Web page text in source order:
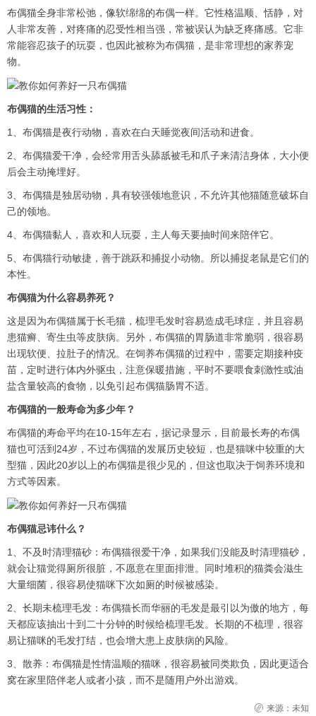
布偶猫全身非常松弛，像软绵绵的布偶一样。它性格温顺、恬静，对
人非常友善，对疼痛的忍受性相当强，常被误认为缺乏疼痛感。它非
常能容忍孩子的玩耍，也因此被称为布偶猫，是非常理想的家养宠
物。
布偶猫的生活习性：
1、布偶猫是夜行动物，喜欢在白天睡觉夜间活动和进食。
2、布偶猫爱干净，会经常用舌头舔舐被毛和爪子来清洁身体，大小便
后会主动掩埋好。
3、布偶猫是独居动物，具有较强领地意识，不允许其他猫随意破坏自
己的领地。
4、布偶猫黏人，喜欢和人玩耍，主人每天要抽时间来陪伴它。
5、布偶猫行动敏捷，善于跳跃和捕捉小动物。所以捕捉老鼠是它们的
本性。
布偶猫为什么容易养死？
这是因为布偶猫属于长毛猫，梳理毛发时容易造成毛球症，并且容易
患猫癣、寄生虫等皮肤病。另外，布偶猫的胃肠道非常脆弱，很容易
出现软便、拉肚子的情况。在饲养布偶猫的过程中，需要定期接种疫
苗，定时进行体内外驱虫，注意保暖措施，平时不要喂食刺激性或油
盐含量较高的食物，以免引起布偶猫肠胃不适。
布偶猫的一般寿命为多少年？
布偶猫的寿命平均在10-15年左右，据记录显示，目前最长寿的布偶
猫也可活到24岁，不过布偶猫的发展历史较短，也是猫咪中较重的大
型猫，因此20岁以上的布偶猫是很少见的，但这也取决于饲养环境和
方式等因素。
布偶猫忌讳什么？
1、不及时清理猫砂：布偶猫很爱干净，如果我们没能及时清理猫砂，
就会让猫觉得厕所很脏，不愿意在里面排泄。同时堆积的猫粪会滋生
大量细菌，很容易使猫咪下次如厕的时候被感染。
2、长期未梳理毛发：布偶猫长而华丽的毛发是最引以为傲的地方，每
天都应该抽出十到二十分钟的时候给梳理毛发。长期的不梳理，很容
易让猫咪的毛发打结，也会增大患上皮肤病的风险。
3、散养：布偶猫是性情温顺的猫咪，很容易被同类欺负，因此更适合
窝在家里陪伴老人或者小孩，而不是随用户外出游戏。
来源：未知